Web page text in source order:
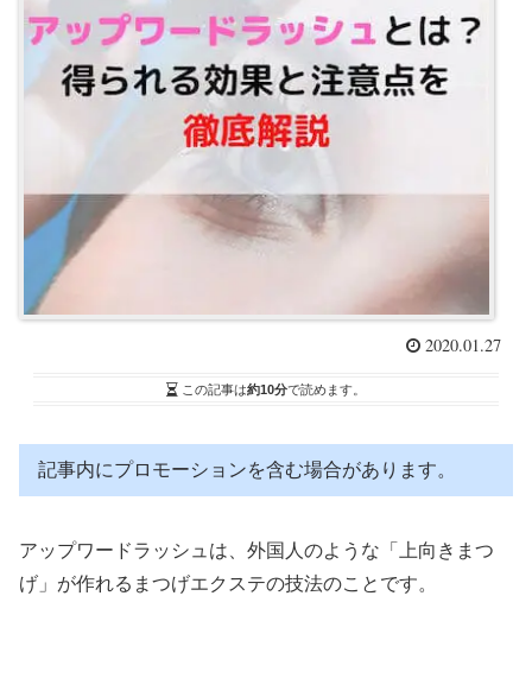
2020.01.27
この記事は約10分で読めます。
記事内にプロモーションを含む場合があります。
アップワードラッシュは、外国人のような「上向きまつ
げ」が作れるまつげエクステの技法のことです。